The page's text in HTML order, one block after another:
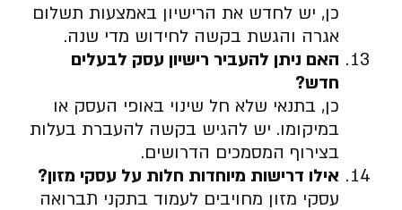
כן, יש לחדש את הרישיון באמצעות תשלום
אגרה והגשת בקשה לחידוש מדי שנה.
האם ניתן להעביר רישיון עסק לבעלים
חדש?
כן, בתנאי שלא חל שינוי באופי העסק או
במיקומו. יש להגיש בקשה להעברת בעלות
בצירוף המסמכים הדרושים.
אילו דרישות מיוחדות חלות על עסקי מזון?
עסקי מזון מחויבים לעמוד בתקני תברואה